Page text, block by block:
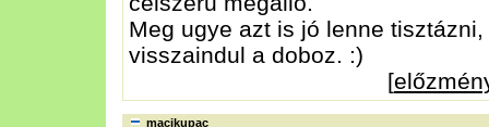
Meg ugye azt is jó lenne
visszaindul a doboz. :)
[
macikupac